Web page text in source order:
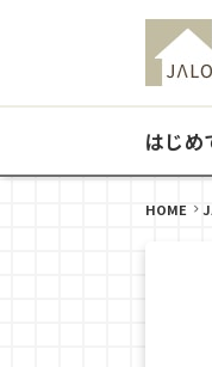
はじめ
HOME